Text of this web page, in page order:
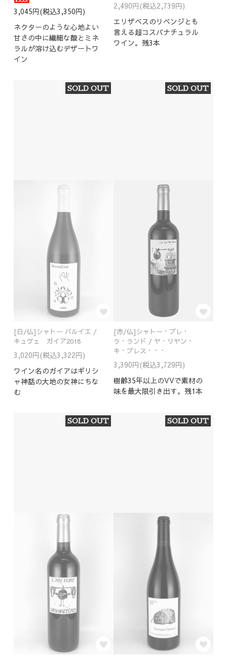
3,045円(税込3,350円)
ネクターのような心地よい
甘さの中に繊細な酸とミネ
ラルが溶け込むデザートワ
イン
2,490円(税込2,739円)
エリザベスのリベンジとも
言える超コスパナチュラル
ワイン。残3本
SOLD OUT
[白/仏]シャトー バルイエ /
キュヴェ ガイア2018
3,020円(税込3,322円)
ワイン名のガイアはギリシ
ャ神話の大地の女神にちな
む
SOLD OUT
[赤/仏]シャトー・プレ・
ラ・ランド / ヤ・リヤン・
キ・プレス・・・
3,390円(税込3,729円)
樹齢35年以上のVVで素材の
味を最大限引き出す。残1本
SOLD OUT SOLD OUT